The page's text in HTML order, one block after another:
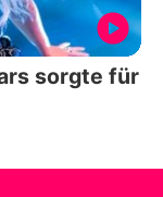
sorgte für